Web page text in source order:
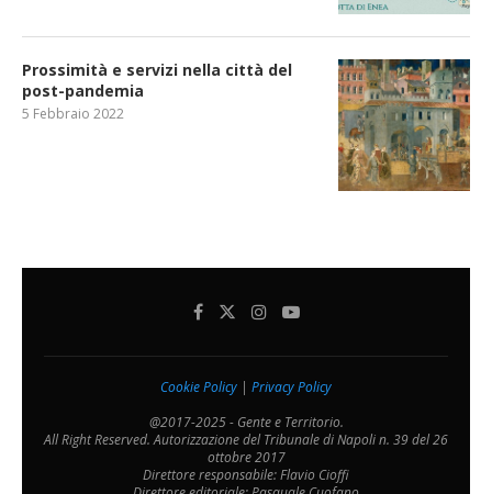
Prossimità e servizi nella città del
post-pandemia
5 Febbraio 2022
Cookie Policy | Privacy Policy
@2017-2025 - Gente e Territorio.
All Right Reserved. Autorizzazione del Tribunale di Napoli n. 39 del 26
ottobre 2017
Direttore responsabile: Flavio Cioffi